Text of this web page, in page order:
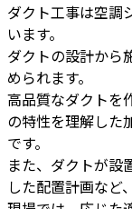
ダクト工事は空調
います。
ダクトの設計から
められます。
高品質なダクトを
の特性を理解した
です。
また、ダクトが設
した配置計画など